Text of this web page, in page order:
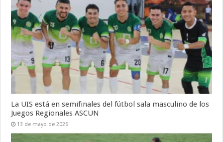
La UIS está en semifinales del fútbol sala masculino de los
Juegos Regionales ASCUN
13 de mayo de 2026